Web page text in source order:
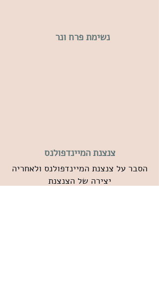
נשימת פרח ונר
צנצנת המיינדפולנס
הסבר על צנצנת המיינדפולנס ולאחריה
יצירה של הצנצנת